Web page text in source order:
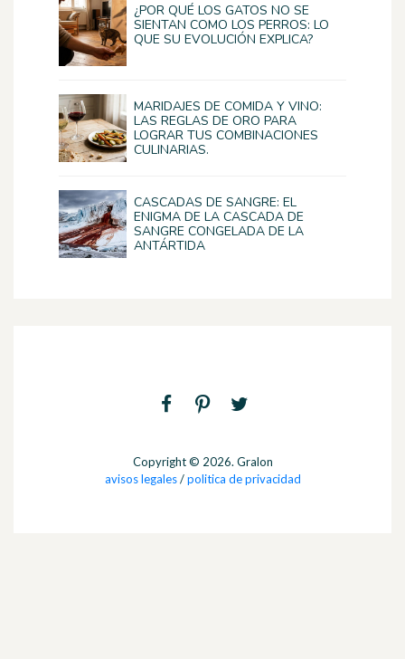
¿POR QUÉ LOS GATOS NO SE
SIENTAN COMO LOS PERROS: LO
QUE SU EVOLUCIÓN EXPLICA?
MARIDAJES DE COMIDA Y VINO:
LAS REGLAS DE ORO PARA
LOGRAR TUS COMBINACIONES
CULINARIAS.
CASCADAS DE SANGRE: EL
ENIGMA DE LA CASCADA DE
SANGRE CONGELADA DE LA
ANTÁRTIDA
Copyright © 2026. Gralon
avisos legales/politica de privacidad